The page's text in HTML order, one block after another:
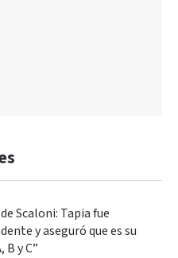
Scaloni: Tapia fue
y aseguró que es su
B y C”